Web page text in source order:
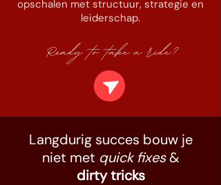
opschalen met structuur, strategie en
leiderschap.
Ready to take a ride?
Langdurig succes bouw je
niet met quick fixes&
dirty tricks